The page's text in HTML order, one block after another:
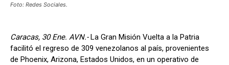
Foto: Redes Sociales.
Caracas, 30 Ene. AVN.-La Gran Misión Vuelta a la Patria
facilitó el regreso de 309 venezolanos al país, provenientes
de Phoenix, Arizona, Estados Unidos, en un operativo de